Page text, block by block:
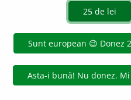
. Care necinstește:~ii
© 2004-2026 dexonline
de pe acest site, inclusiv prin orice
scris, cu excepția seturilor de